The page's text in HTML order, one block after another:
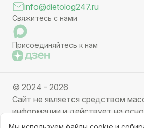
info@dietolog247.ru
Свяжитесь с нами
Присоединяйтесь к нам
© 2024 - 2026
Сайт не является средством
информации и действует на
партнерских услуг. Отправляя